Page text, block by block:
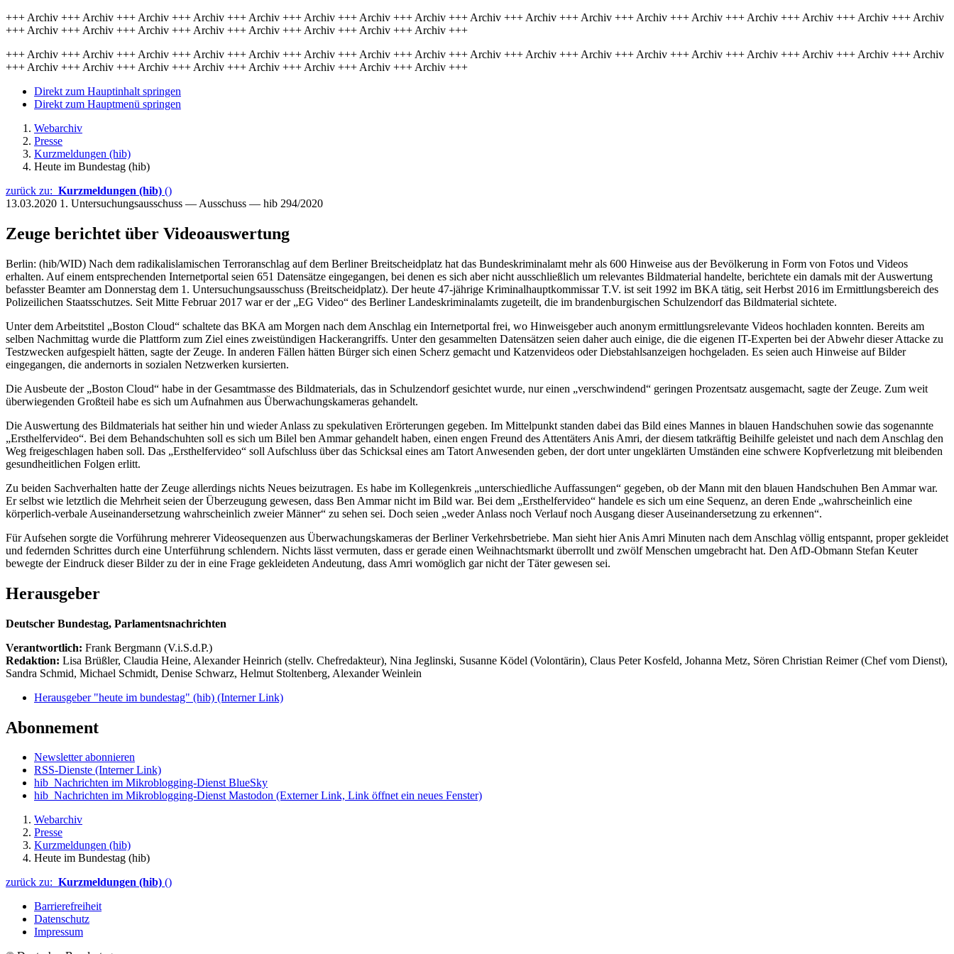
+++ Archiv +++ Archiv +++ Archiv +++ Archiv +++ Archiv +++ Archiv +++ Archiv +++ Archiv +++ Archiv +++ Archiv +++ Archiv +++ Archiv +++ Archiv +++ Archiv +++ Archiv +++ Archiv +++ Archiv
+++ Archiv +++ Archiv +++ Archiv +++ Archiv +++ Archiv +++ Archiv +++ Archiv +++ Archiv +++
+++ Archiv +++ Archiv +++ Archiv +++ Archiv +++ Archiv +++ Archiv +++ Archiv +++ Archiv +++ Archiv +++ Archiv +++ Archiv +++ Archiv +++ Archiv +++ Archiv +++ Archiv +++ Archiv +++ Archiv
+++ Archiv +++ Archiv +++ Archiv +++ Archiv +++ Archiv +++ Archiv +++ Archiv +++ Archiv +++
Direkt zum Hauptinhalt springen
Direkt zum Hauptmenü springen
Webarchiv
Presse
Kurzmeldungen (hib)
Heute im Bundestag (hib)
zurück zu: Kurzmeldungen (hib) ()
13.03.2020 1. Untersuchungsausschuss — Ausschuss — hib 294/2020
Zeuge berichtet über Videoauswertung
Berlin: (hib/WID) Nach dem radikalislamischen Terroranschlag auf dem Berliner Breitscheidplatz hat das Bundeskriminalamt mehr als 600 Hinweise aus der Bevölkerung in Form von Fotos und Videos
erhalten. Auf einem entsprechenden Internetportal seien 651 Datensätze eingegangen, bei denen es sich aber nicht ausschließlich um relevantes Bildmaterial handelte, berichtete ein damals mit der Auswertung
befasster Beamter am Donnerstag dem 1. Untersuchungsausschuss (Breitscheidplatz). Der heute 47-jährige Kriminalhauptkommissar T.V. ist seit 1992 im BKA tätig, seit Herbst 2016 im Ermittlungsbereich des
Polizeilichen Staatsschutzes. Seit Mitte Februar 2017 war er der „EG Video“ des Berliner Landeskriminalamts zugeteilt, die im brandenburgischen Schulzendorf das Bildmaterial sichtete.
Unter dem Arbeitstitel „Boston Cloud“ schaltete das BKA am Morgen nach dem Anschlag ein Internetportal frei, wo Hinweisgeber auch anonym ermittlungsrelevante Videos hochladen konnten. Bereits am
selben Nachmittag wurde die Plattform zum Ziel eines zweistündigen Hackerangriffs. Unter den gesammelten Datensätzen seien daher auch einige, die die eigenen IT-Experten bei der Abwehr dieser Attacke zu
Testzwecken aufgespielt hätten, sagte der Zeuge. In anderen Fällen hätten Bürger sich einen Scherz gemacht und Katzenvideos oder Diebstahlsanzeigen hochgeladen. Es seien auch Hinweise auf Bilder
eingegangen, die andernorts in sozialen Netzwerken kursierten.
Die Ausbeute der „Boston Cloud“ habe in der Gesamtmasse des Bildmaterials, das in Schulzendorf gesichtet wurde, nur einen „verschwindend“ geringen Prozentsatz ausgemacht, sagte der Zeuge. Zum weit
überwiegenden Großteil habe es sich um Aufnahmen aus Überwachungskameras gehandelt.
Die Auswertung des Bildmaterials hat seither hin und wieder Anlass zu spekulativen Erörterungen gegeben. Im Mittelpunkt standen dabei das Bild eines Mannes in blauen Handschuhen sowie das sogenannte
„Ersthelfervideo“. Bei dem Behandschuhten soll es sich um Bilel ben Ammar gehandelt haben, einen engen Freund des Attentäters Anis Amri, der diesem tatkräftig Beihilfe geleistet und nach dem Anschlag den
Weg freigeschlagen haben soll. Das „Ersthelfervideo“ soll Aufschluss über das Schicksal eines am Tatort Anwesenden geben, der dort unter ungeklärten Umständen eine schwere Kopfverletzung mit bleibenden
gesundheitlichen Folgen erlitt.
Zu beiden Sachverhalten hatte der Zeuge allerdings nichts Neues beizutragen. Es habe im Kollegenkreis „unterschiedliche Auffassungen“ gegeben, ob der Mann mit den blauen Handschuhen Ben Ammar war.
Er selbst wie letztlich die Mehrheit seien der Überzeugung gewesen, dass Ben Ammar nicht im Bild war. Bei dem „Ersthelfervideo“ handele es sich um eine Sequenz, an deren Ende „wahrscheinlich eine
körperlich-verbale Auseinandersetzung wahrscheinlich zweier Männer“ zu sehen sei. Doch seien „weder Anlass noch Verlauf noch Ausgang dieser Auseinandersetzung zu erkennen“.
Für Aufsehen sorgte die Vorführung mehrerer Videosequenzen aus Überwachungskameras der Berliner Verkehrsbetriebe. Man sieht hier Anis Amri Minuten nach dem Anschlag völlig entspannt, proper gekleidet
und federnden Schrittes durch eine Unterführung schlendern. Nichts lässt vermuten, dass er gerade einen Weihnachtsmarkt überrollt und zwölf Menschen umgebracht hat. Den AfD-Obmann Stefan Keuter
bewegte der Eindruck dieser Bilder zu der in eine Frage gekleideten Andeutung, dass Amri womöglich gar nicht der Täter gewesen sei.
Herausgeber
Deutscher Bundestag, Parlamentsnachrichten
Verantwortlich: Frank Bergmann (V.i.S.d.P.)
Redaktion: Lisa Brüßler, Claudia Heine, Alexander Heinrich (stellv. Chefredakteur), Nina Jeglinski, Susanne Ködel (Volontärin), Claus Peter Kosfeld, Johanna Metz, Sören Christian Reimer (Chef vom Dienst),
Sandra Schmid, Michael Schmidt, Denise Schwarz, Helmut Stoltenberg, Alexander Weinlein
Herausgeber "heute im bundestag" (hib) (Interner Link)
Abonnement
Newsletter abonnieren
RSS-Dienste (Interner Link)
hib_Nachrichten im Mikroblogging-Dienst BlueSky
hib_Nachrichten im Mikroblogging-Dienst Mastodon (Externer Link, Link öffnet ein neues Fenster)
Webarchiv
Presse
Kurzmeldungen (hib)
Heute im Bundestag (hib)
zurück zu: Kurzmeldungen (hib) ()
Barrierefreiheit
Datenschutz
Impressum